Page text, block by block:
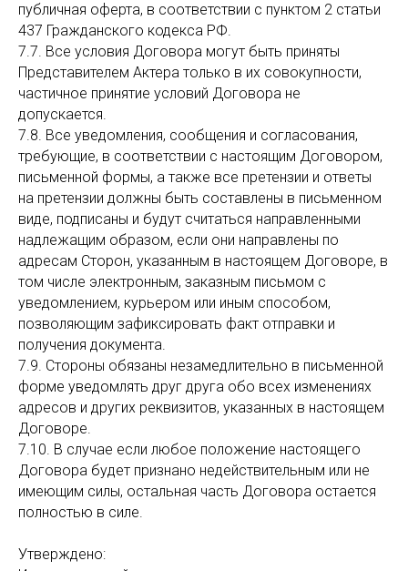
публичная оферта, в соответствии с пунктом 2 статьи
437 Гражданского кодекса РФ.
7.7. Все условия Договора могут быть приняты
Представителем Актера только в их совокупности,
частичное принятие условий Договора не
допускается.
7.8. Все уведомления, сообщения и согласования,
требующие, в соответствии с настоящим Договором,
письменной формы, а также все претензии и ответы
на претензии должны быть составлены в письменном
виде, подписаны и будут считаться направленными
надлежащим образом, если они направлены по
адресам Сторон, указанным в настоящем Договоре, в
том числе электронным, заказным письмом с
уведомлением, курьером или иным способом,
позволяющим зафиксировать факт отправки и
получения документа.
7.9. Стороны обязаны незамедлительно в письменной
форме уведомлять друг друга обо всех изменениях
адресов и других реквизитов, указанных в настоящем
Договоре.
7.10. В случае если любое положение настоящего
Договора будет признано недействительным или не
имеющим силы, остальная часть Договора остается
полностью в силе.
Утверждено: